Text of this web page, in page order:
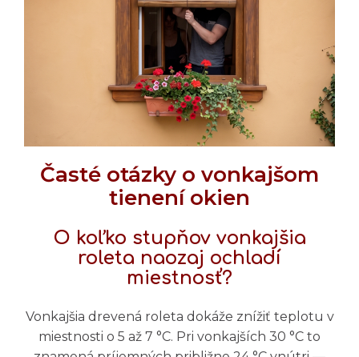
Časté otázky o vonkajšom
tienení okien
O koľko stupňov vonkajšia
roleta naozaj ochladí
miestnosť?
Vonkajšia drevená roleta dokáže znížiť teplotu v
miestnosti o 5 až 7 °C. Pri vonkajších 30 °C to